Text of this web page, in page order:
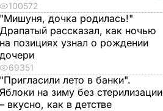
100572
"Мишуня, дочка родилась!"
Драпатый рассказал, как ночью
на позициях узнал о рождении
дочери
69351
"Пригласили лето в банки".
Яблоки на зиму без стерилизации
– вкусно, как в детстве